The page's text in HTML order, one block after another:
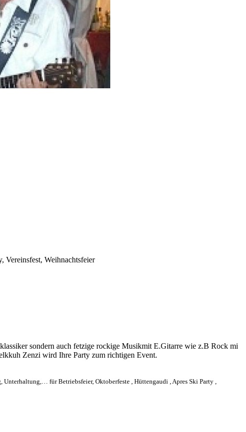
Vereinsfest, Weihnachtsfeier
sondern auch fetzige rockige Musikmit E.Gitarre wie z.B Rock mi
Zenzi wird Ihre Party zum richtigen Event.
für Betriebsfeier, Oktoberfeste , Hüttengaudi , Apres Ski Party ,